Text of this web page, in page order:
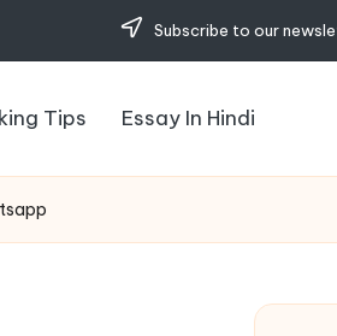
Subscribe to our
Tips Essay In Hindi